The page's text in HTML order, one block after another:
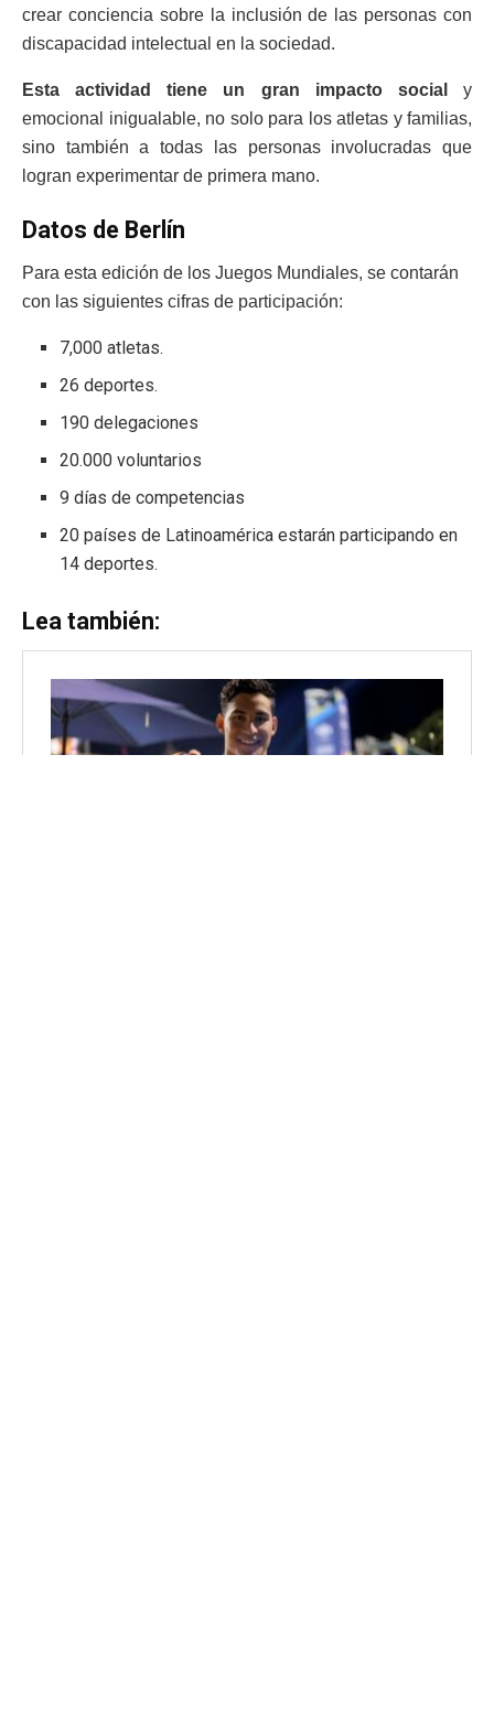
crear conciencia sobre la inclusión de las personas con
discapacidad intelectual en la sociedad.
Esta actividad tiene un gran impacto social
y
emocional inigualable, no solo para los atletas y familias,
sino también a todas las personas involucradas que
logran experimentar de primera mano.
Datos de Berlín
Para esta edición de los Juegos Mundiales, se contarán
con las siguientes cifras de participación:
7,000 atletas.
26 deportes.
190 delegaciones
20.000 voluntarios
9 días de competencias
20 países de Latinoamérica estarán participando en
14 deportes.
Lea también: